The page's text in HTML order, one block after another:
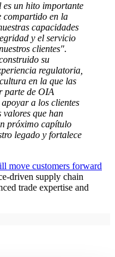
un hito importante
compartido en la
capacidades
y el servicio
clientes".
su
regulatoria,
en la que las
parte de OIA
a los clientes
valores que han
próximo capítulo
legado y fortalece
move customers forward
driven supply chain
trade expertise and